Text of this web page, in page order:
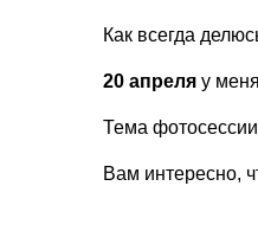
Как всегда
20 апреля у
Тема
Вам интересно,